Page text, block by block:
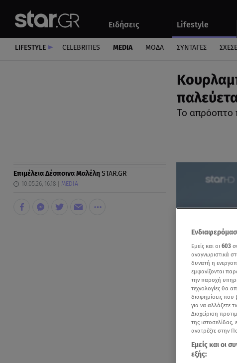
Ειδήσεις Lifestyle
Αυτοκίνητο
LIFESTYLE CELEBRITIES MEDIA ΜΟΔΑ ΣΥΝΤΑΓΕΣ
Το απρόοπτο
ΕπιμέλειαΔέσποινα ΜαλέληSTAR.GR
10.05.26, 16:18 MEDIA
Εμείς και οι 603
αναγνωριστικά
δυνατή η
εμφανίζονται
την παροχή
τεχνολογίες θα
διαφημίσεις που
για να αλλάξετε
Διαχείριση
της ιστοσελίδας,
ανατρέξτε στην
Εμείς και οι
εξής: